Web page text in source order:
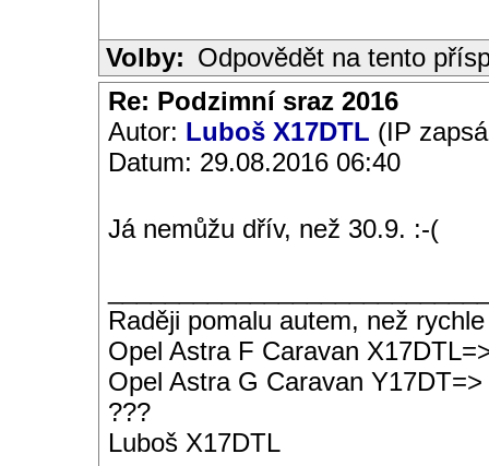
Volby: Odpovědět na tento
Re: Podzimní sraz 2016
Autor: Luboš X17DTL (IP
Datum: 29.08.2016 06:40
Já nemůžu dřív, než 30.9. :-(
Raději pomalu autem, než
Opel Astra F Caravan
Opel Astra G Caravan Y17DT=>
???
Luboš X17DTL